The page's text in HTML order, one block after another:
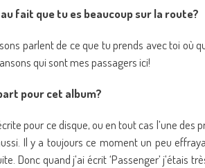
fait que tu es beaucoup sur la route?
parlent de ce que tu prends avec toi où
qui sont mes passagers ici!
pour cet album?
pour ce disque, ou en tout cas l’une des
Il y a toujours ce moment un peu
quand j’ai écrit ‘Passenger’ j’étais